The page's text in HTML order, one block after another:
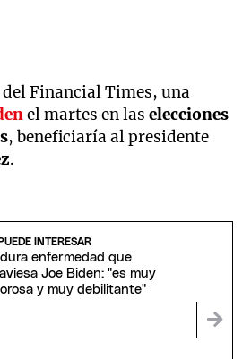
Financial Times, una
el martes en las elecciones
, beneficiaría al presidente
.
INTERESAR
dura enfermedad que
Joe Biden: "es muy
y muy debilitante"